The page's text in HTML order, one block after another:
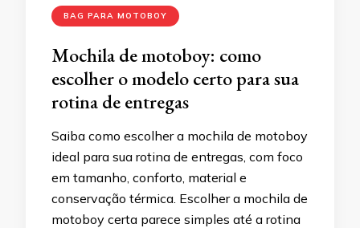
BAG PARA MOTOBOY
Mochila de motoboy: como
escolher o modelo certo para sua
rotina de entregas
Saiba como escolher a mochila de motoboy
ideal para sua rotina de entregas, com foco
em tamanho, conforto, material e
conservação térmica. Escolher a mochila de
motoboy certa parece simples até a rotina